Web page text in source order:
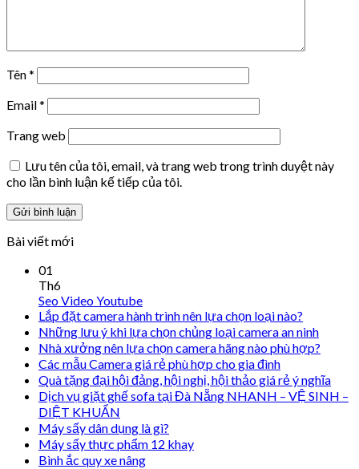
Tên*
Email*
Trang web
Lưu tên của tôi, email, và trang web trong trình duyệt này
cho lần bình luận kế tiếp của tôi.
Bài viết mới
01
Th6
Seo Video Youtube
Lắp đặt camera hành trình nên lựa chọn loại nào?
Những lưu ý khi lựa chọn chủng loại camera an ninh
Nhà xưởng nên lựa chọn camera hãng nào phù hợp?
Các mẫu Camera giá rẻ phù hợp cho gia đình
Quà tặng đại hội đảng, hội nghị, hội thảo giá rẻ ý nghĩa
Dịch vụ giặt ghế sofa tại Đà Nẵng NHANH – VỆ SINH –
DIỆT KHUẨN
Máy sấy dân dụng là gì?
Máy sấy thực phẩm 12 khay
Bình ắc quy xe nâng